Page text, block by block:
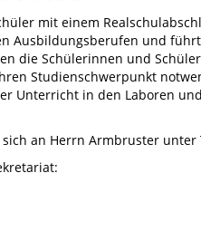
mit einem
Ausbildungsberufen und
die Schülerinnen und
Studienschwerpunkt
Unterricht in den Laboren
an Herrn Armbruster unter